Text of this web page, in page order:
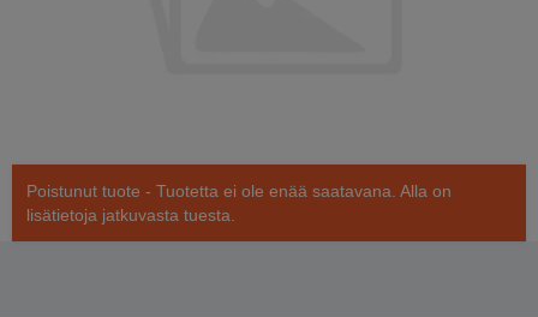
Poistunut tuote - Tuotetta ei ole enää saatavana. Alla on
lisätietoja jatkuvasta tuesta.